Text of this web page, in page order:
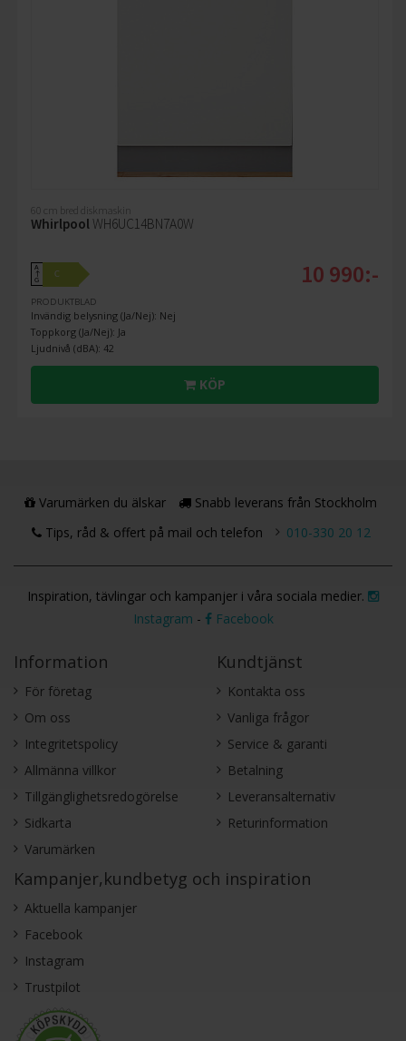
60 cm bred diskmaskin
WhirlpoolWH6UC14BN7A0W
A
↑
G
C
PRODUKTBLAD
Invändig belysning (Ja/Nej): Nej
Toppkorg (Ja/Nej): Ja
Ljudnivå (dBA): 42
10 990:-
KÖP
Varumärken du älskar
Snabb leverans från Stockholm
Tips, råd & offert på mail och telefon
010-330 20 12
Inspiration, tävlingar och kampanjer i våra sociala medier.
Instagram - Facebook
Information
För företag
Om oss
Integritetspolicy
Allmänna villkor
Tillgänglighetsredogörelse
Sidkarta
Varumärken
Kundtjänst
Kontakta oss
Vanliga frågor
Service & garanti
Betalning
Leveransalternativ
Returinformation
Kampanjer,kundbetyg och inspiration
Aktuella kampanjer
Facebook
Instagram
Trustpilot